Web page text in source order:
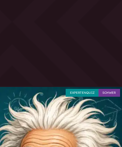
SCHWER
EXPERTENQUIZ